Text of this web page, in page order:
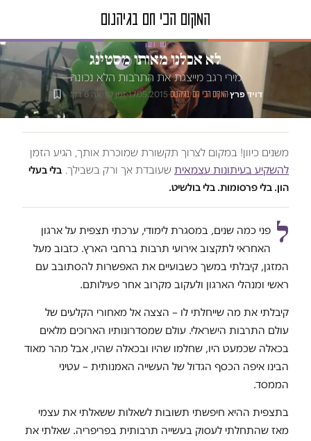
טור דעה
לא אכלנו מאותו מסטינג
מירי רגב מייצגת את התרבות הלא נכונה
דויד פרץ·המקום הכי חם בגיהנום·
17.05.2015
·זמן קריאה 6 דק׳
משנים כיוון! במקום לצרוך תקשורת שמוכרת אותך, הגיע הזמן
להשקיע בעיתונות עצמאית שעובדת אך ורק בשבילך. בלי בעלי
הון. בלי פרסומות. בלי בולשיט.
ל פני כמה שנים, במסגרת לימודי, ערכתי תצפית על ארגון
האחראי לתקצוב אירועי תרבות ברחבי הארץ. כזבוב מעל
המזגן, קיבלתי במשך כשבועיים את האפשרות להסתובב עם
ראשי ומנהלי הארגון ולעקוב מקרוב אחר פעילותם.
קיבלתי את מה שייחלתי לו – הצצה אל מאחורי הקלעים של
עולם התרבות הישראלי. עולם שמסדרונותיו הארוכים מלאים
בכאלה שכמעט היו, שחלמו שהיו ובכאלה שהיו, אבל מהר מאוד
הבינו איפה הכסף הגדול של העשייה האמנותית – עטיני
הממסד.
בתצפית ההיא חיפשתי תשובות לשאלות ששאלתי את עצמי
מאז שהתחלתי לעסוק בעשייה תרבותית בפריפריה. שאלתי את